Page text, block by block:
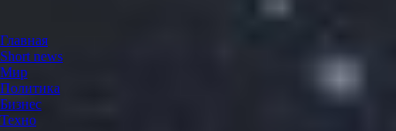
Главная
Short news
Мир
Политика
Бизнес
Техно